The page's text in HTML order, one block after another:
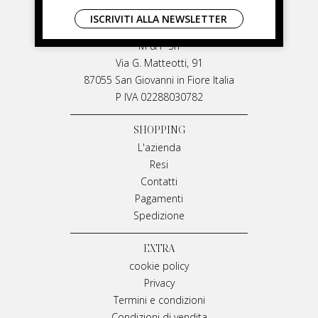
LIVIANA MIRARCHI
M & P Srl
Via G. Matteotti, 91
87055 San Giovanni in Fiore Italia
P IVA 02288030782
SHOPPING
L'azienda
Resi
Contatti
Pagamenti
Spedizione
EXTRA
cookie policy
Privacy
Termini e condizioni
ISCRIVITI ALLA NEWSLETTER